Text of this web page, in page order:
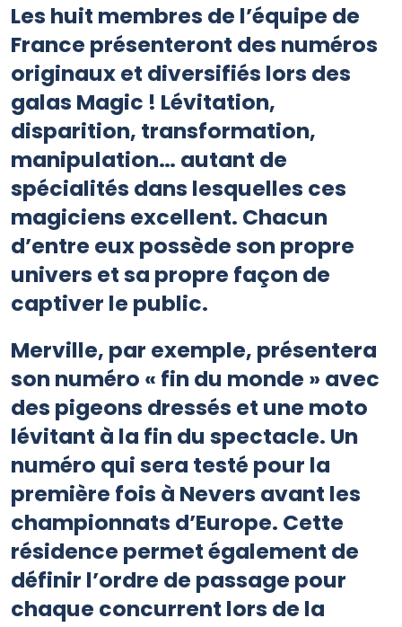
Les huit membres de l’équipe de
France présenteront des numéros
originaux et diversifiés lors des
galas Magic ! Lévitation,
disparition, transformation,
manipulation… autant de
spécialités dans lesquelles ces
magiciens excellent. Chacun
d’entre eux possède son propre
univers et sa propre façon de
captiver le public.
Merville, par exemple, présentera
son numéro « fin du monde » avec
des pigeons dressés et une moto
lévitant à la fin du spectacle. Un
numéro qui sera testé pour la
première fois à Nevers avant les
championnats d’Europe. Cette
résidence permet également de
définir l’ordre de passage pour
chaque concurrent lors de la